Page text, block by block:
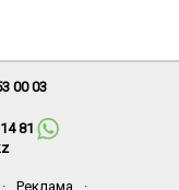
00 03
81
· Реклама ·